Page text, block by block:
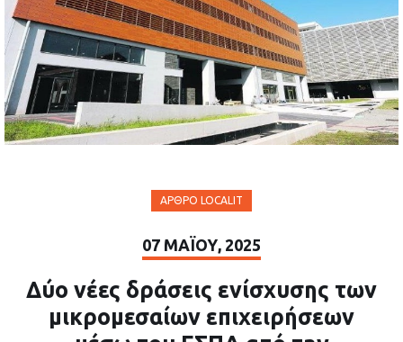
ΆΡΘΡΟ LOCALIT
07 ΜΑΪ́ΟΥ, 2025
Δύο νέες δράσεις ενίσχυσης των
μικρομεσαίων επιχειρήσεων